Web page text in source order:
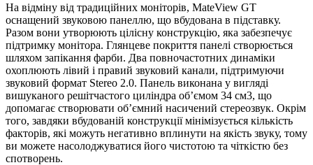
На відміну від традиційних моніторів, MateView GT
оснащений звуковою панеллю, що вбудована в підставку.
Разом вони утворюють цілісну конструкцію, яка забезпечує
підтримку монітора. Глянцеве покриття панелі створюється
шляхом запікання фарби. Два повночастотних динаміки
охоплюють лівий і правий звуковий канали, підтримуючи
звуковий формат Stereo 2.0. Панель виконана у вигляді
вишуканого решітчастого циліндра об’ємом 34 см3, що
допомагає створювати об’ємний насичений стереозвук. Окрім
того, завдяки вбудованій конструкції мінімізується кількість
факторів, які можуть негативно вплинути на якість звуку, тому
ви можете насолоджуватися його чистотою та чіткістю без
спотворень.